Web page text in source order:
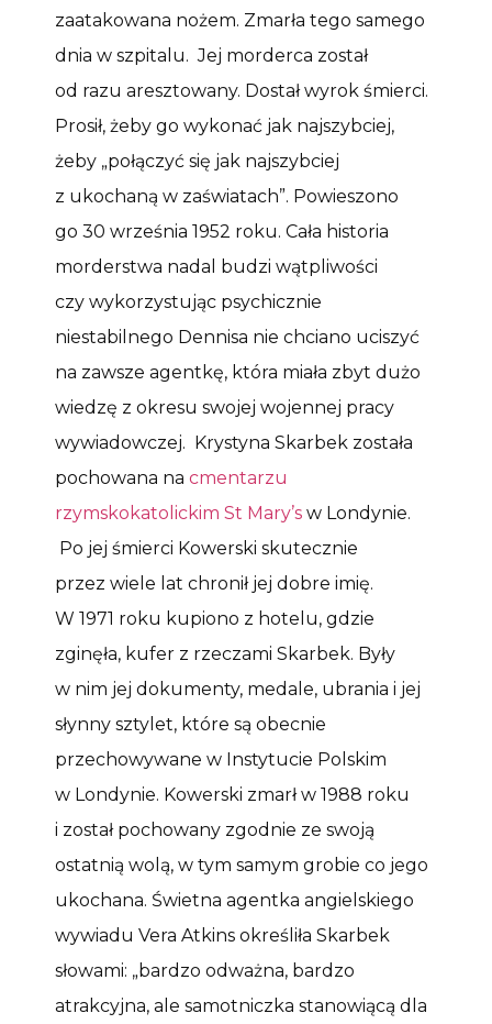
zaatakowana nożem. Zmarła tego samego
dnia w szpitalu. Jej morderca został
od razu aresztowany. Dostał wyrok śmierci.
Prosił, żeby go wykonać jak najszybciej,
żeby „połączyć się jak najszybciej
z ukochaną w zaświatach”. Powieszono
go 30 września 1952 roku. Cała historia
morderstwa nadal budzi wątpliwości
czy wykorzystując psychicznie
niestabilnego Dennisa nie chciano uciszyć
na zawsze agentkę, która miała zbyt dużo
wiedzę z okresu swojej wojennej pracy
wywiadowczej. Krystyna Skarbek została
pochowana na cmentarzu
rzymskokatolickim St Mary’s w Londynie.
Po jej śmierci Kowerski skutecznie
przez wiele lat chronił jej dobre imię.
W 1971 roku kupiono z hotelu, gdzie
zginęła, kufer z rzeczami Skarbek. Były
w nim jej dokumenty, medale, ubrania i jej
słynny sztylet, które są obecnie
przechowywane w Instytucie Polskim
w Londynie. Kowerski zmarł w 1988 roku
i został pochowany zgodnie ze swoją
ostatnią wolą, w tym samym grobie co jego
ukochana. Świetna agentka angielskiego
wywiadu Vera Atkins określiła Skarbek
słowami: „bardzo odważna, bardzo
atrakcyjna, ale samotniczka stanowiącą dla